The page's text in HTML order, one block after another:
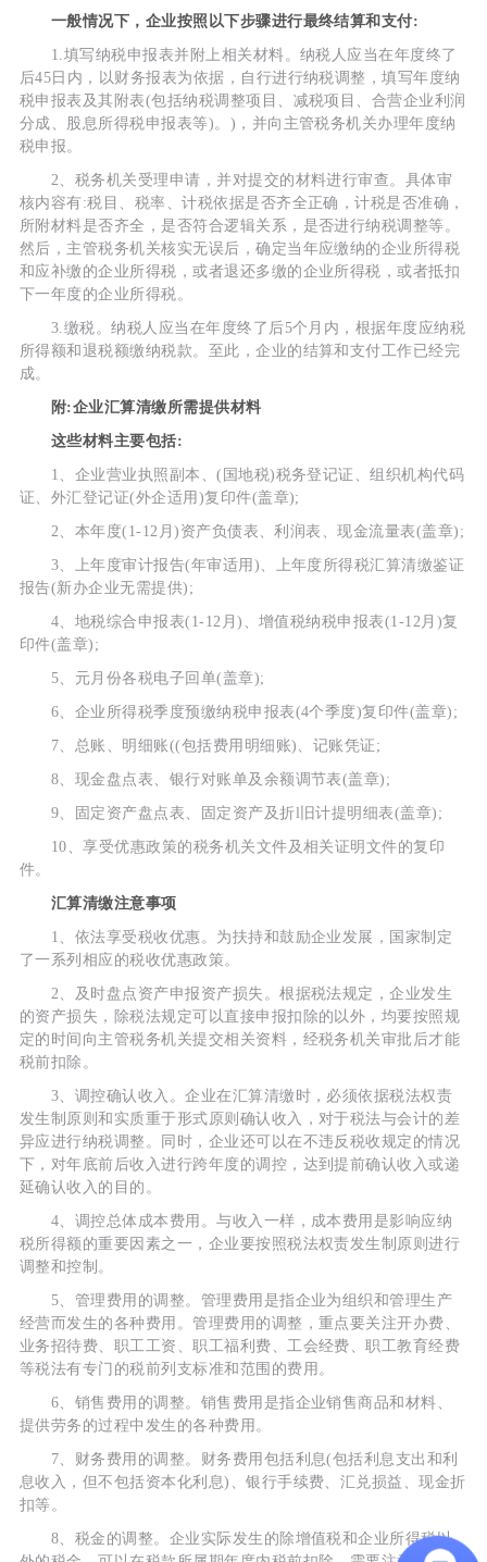
一般情况下，企业按照以下步骤进行最终结算和支付:
1.填写纳税申报表并附上相关材料。纳税人应当在年度终了
后45日内，以财务报表为依据，自行进行纳税调整，填写年度纳
税申报表及其附表(包括纳税调整项目、减税项目、合营企业利润
分成、股息所得税申报表等)。)，并向主管税务机关办理年度纳
税申报。
2、税务机关受理申请，并对提交的材料进行审查。具体审
核内容有:税目、税率、计税依据是否齐全正确，计税是否准确，
所附材料是否齐全，是否符合逻辑关系，是否进行纳税调整等。
然后，主管税务机关核实无误后，确定当年应缴纳的企业所得税
和应补缴的企业所得税，或者退还多缴的企业所得税，或者抵扣
下一年度的企业所得税。
3.缴税。纳税人应当在年度终了后5个月内，根据年度应纳税
所得额和退税额缴纳税款。至此，企业的结算和支付工作已经完
成。
附:企业汇算清缴所需提供材料
这些材料主要包括:
1、企业营业执照副本、(国地税)税务登记证、组织机构代码
证、外汇登记证(外企适用)复印件(盖章);
2、本年度(1-12月)资产负债表、利润表、现金流量表(盖章);
3、上年度审计报告(年审适用)、上年度所得税汇算清缴鉴证
报告(新办企业无需提供);
4、地税综合申报表(1-12月)、增值税纳税申报表(1-12月)复
印件(盖章);
5、元月份各税电子回单(盖章);
6、企业所得税季度预缴纳税申报表(4个季度)复印件(盖章);
7、总账、明细账((包括费用明细账)、记账凭证;
8、现金盘点表、银行对账单及余额调节表(盖章);
9、固定资产盘点表、固定资产及折l旧计提明细表(盖章);
10、享受优惠政策的税务机关文件及相关证明文件的复印
件。
汇算清缴注意事项
1、依法享受税收优惠。为扶持和鼓励企业发展，国家制定
了一系列相应的税收优惠政策。
2、及时盘点资产申报资产损失。根据税法规定，企业发生
的资产损失，除税法规定可以直接申报扣除的以外，均要按照规
定的时间向主管税务机关提交相关资料，经税务机关审批后才能
税前扣除。
3、调控确认收入。企业在汇算清缴时，必须依据税法权责
发生制原则和实质重于形式原则确认收入，对于税法与会计的差
异应进行纳税调整。同时，企业还可以在不违反税收规定的情况
下，对年底前后收入进行跨年度的调控，达到提前确认收入或递
延确认收入的目的。
4、调控总体成本费用。与收入一样，成本费用是影响应纳
税所得额的重要因素之一，企业要按照税法权责发生制原则进行
调整和控制。
5、管理费用的调整。管理费用是指企业为组织和管理生产
经营而发生的各种费用。管理费用的调整，重点要关注开办费、
业务招待费、职工工资、职工福利费、工会经费、职工教育经费
等税法有专门的税前列支标准和范围的费用。
6、销售费用的调整。销售费用是指企业销售商品和材料、
提供劳务的过程中发生的各种费用。
7、财务费用的调整。财务费用包括利息(包括利息支出和利
息收入，但不包括资本化利息)、银行手续费、汇兑损益、现金折
扣等。
8、税金的调整。企业实际发生的除增值税和企业所得税以